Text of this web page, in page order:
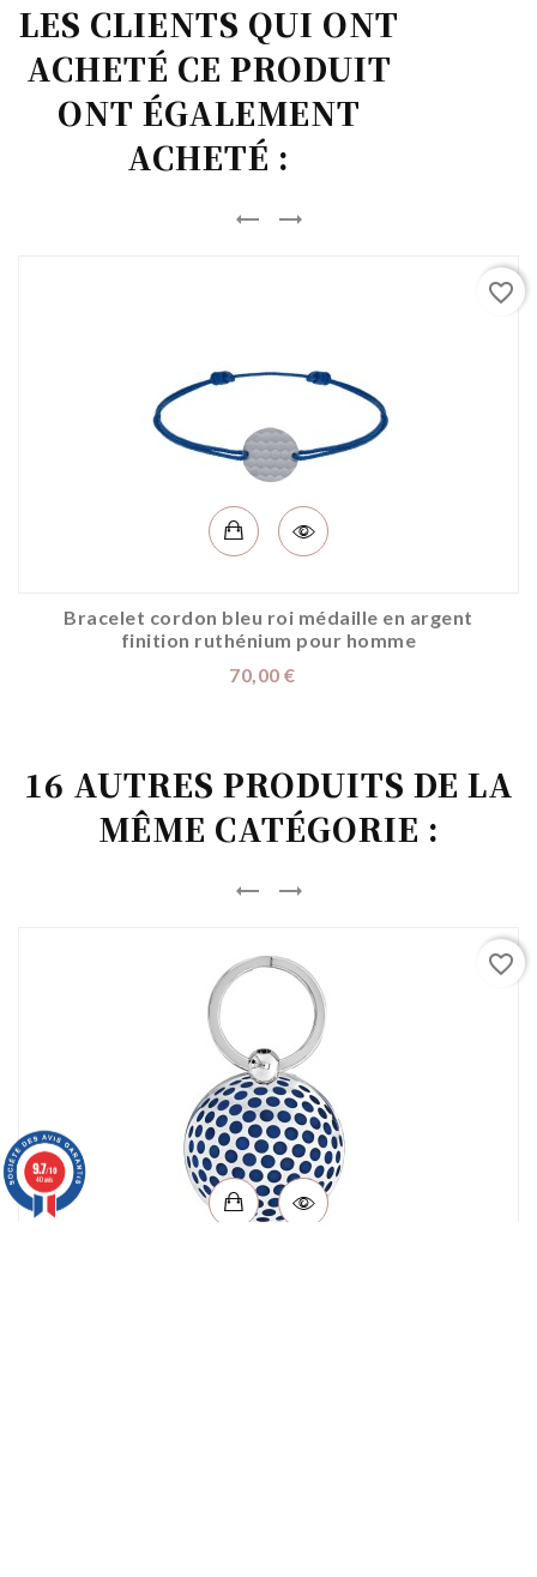
LES CLIENTS QUI ONT
ACHETÉ CE PRODUIT
ONT ÉGALEMENT
ACHETÉ :
 
Bracelet cordon bleu roi médaille en argent
finition ruthénium pour homme
Prix
70,00 €
favorite_border
16 AUTRES PRODUITS DE LA
MÊME CATÉGORIE :
 
favorite_border
9.7/10
40 avis